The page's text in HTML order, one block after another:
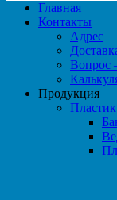
Главная
Контакты
Адрес
Вопрос
Продукция
Пластик